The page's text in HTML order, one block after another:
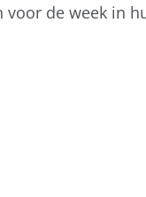
voor de week in